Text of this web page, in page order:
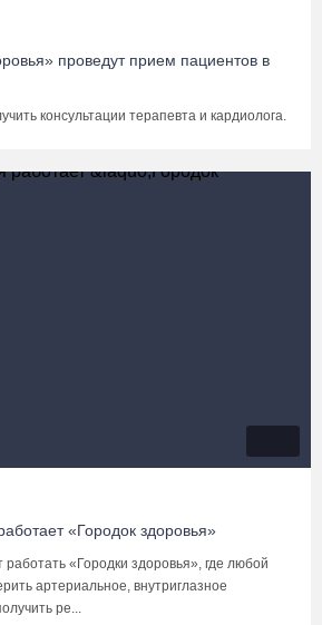
проведут прием пациентов в
консультации терапевта и кардиолога.
«Городок здоровья»
«Городки здоровья», где любой
артериальное, внутриглазное
ре...